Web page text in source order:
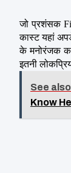
जो प्रशंसक
कास्ट यहां
के मनोरंजक
इतनी
See also
Know